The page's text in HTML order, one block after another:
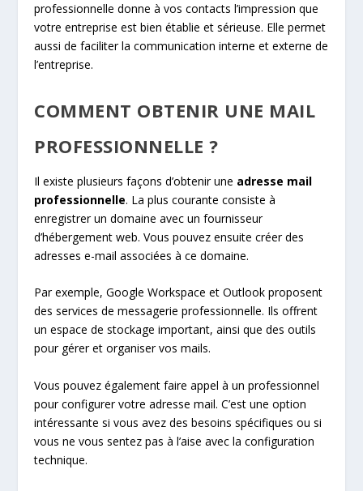
professionnelle donne à vos contacts l’impression que
votre entreprise est bien établie et sérieuse. Elle permet
aussi de faciliter la communication interne et externe de
l’entreprise.
COMMENT OBTENIR UNE MAIL
PROFESSIONNELLE ?
Il existe plusieurs façons d’obtenir une adresse mail
professionnelle. La plus courante consiste à
enregistrer un domaine avec un fournisseur
d’hébergement web. Vous pouvez ensuite créer des
adresses e-mail associées à ce domaine.
Par exemple, Google Workspace et Outlook proposent
des services de messagerie professionnelle. Ils offrent
un espace de stockage important, ainsi que des outils
pour gérer et organiser vos mails.
Vous pouvez également faire appel à un professionnel
pour configurer votre adresse mail. C’est une option
intéressante si vous avez des besoins spécifiques ou si
vous ne vous sentez pas à l’aise avec la configuration
technique.